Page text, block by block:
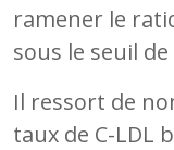
ramener le
sous le seuil
Il ressort de
taux de C-LDL